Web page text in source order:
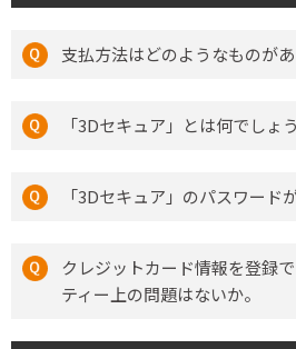
支払方法はどのようなものがあ
「3Dセキュア」とは何でしょ
「3Dセキュア」のパスワード
クレジットカード情報を登録
ティー上の問題はないか。